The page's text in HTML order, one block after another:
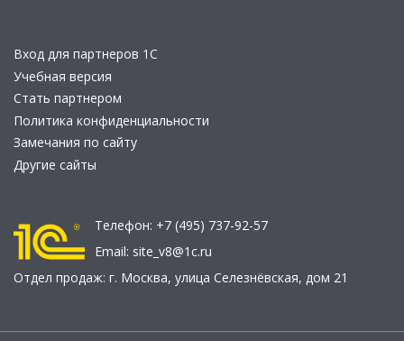
Вход для партнеров 1С
Учебная версия
Стать партнером
Политика конфиденциальности
Замечания по сайту
Другие сайты
Телефон: +7 (495) 737-92-57
Email: site_v8@1c.ru
Отдел продаж: г. Москва, улица Селезнёвская, дом 21